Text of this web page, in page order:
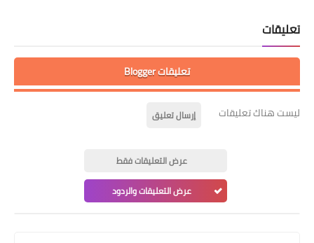
تعليقات
تعليقات Blogger
ليست هناك تعليقات إرسال تعليق
عرض التعليقات فقط
عرض التعليقات والردود